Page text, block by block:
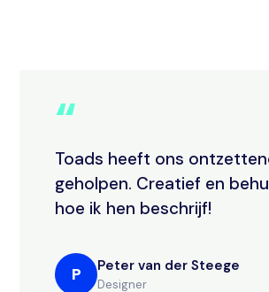
“
Toads heeft ons
geholpen. Creatief en
hoe ik hen beschrijf!
P Peter van der Steege
Designer